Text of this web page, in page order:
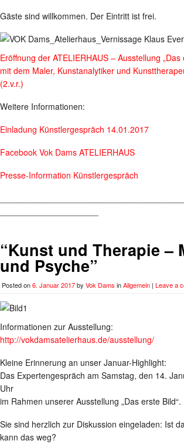
Gäste sind willkommen. Der Eintritt ist frei.
Eröffnung der ATELIERHAUS – Ausstellung „Das
mit dem Maler, Kunstanalytiker und
(2.v.r.)
Weitere Informationen:
Einladung Künstlergespräch 14.01.2017
Facebook Vok Dams ATELIERHAUS
Presse-Information Künstlergespräch
“Kunst und Therapie –
und Psyche”
Posted on6. Januar 2017by Vok Dams inAllgemein | Leave a
Informationen zur Ausstellung:
http://vokdamsatelierhaus.de/ausstellung/
Kleine Erinnerung an unser Januar-Highlight:
Das Expertengespräch am Samstag, den 14.
Uhr
im Rahmen unserer Ausstellung „Das erste Bild“.
Sie sind herzlich zur Diskussion eingeladen: Ist
kann das weg?